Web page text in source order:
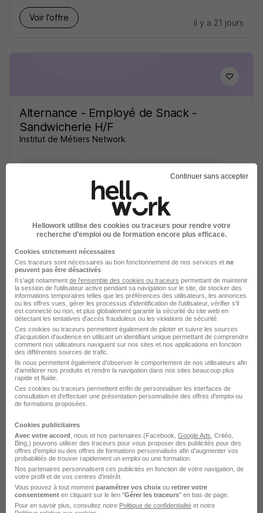
Voir l’offre
il y a 21 jours
Alternance - Employé de Snack -
Sandwicherie H/F
Institut de Métiers Network
il y a 24 jours
Employé de Sandwicherie -
Alternance H/F
Institut de Métiers Network
Toulouse - 31
Alternance
709,99 - 1 823,03 € / mois
12 mois
Continuer sans accepter
Hellowork utilise des cookies ou traceurs pour rendre votre
recherche d’emploi ou de formation encore plus efficace.
Cookies strictement nécessaires
Ces traceurs sont nécessaires au bon fonctionnement de nos services et ne
peuvent pas être désactivés
Il s'agit notamment de l'ensemble des cookies ou traceurs permettant de maintenir
la session de l'utilisateur active pendant sa navigation sur le site, de stocker des
informations temporaires telles que les préférences des utilisateurs, les annonces
ou les offres vues, gérer les processus d'identification de l'utilisateur, vérifier s'il
est connecté ou non, et plus globalement garantir la sécurité du site web en
détectant les tentatives d'accès frauduleux ou les violations de sécurité.
Ces cookies ou traceurs permettent également de piloter et suivre les sources
d'acquisition d'audience en utilisant un identifiant unique permettant de comprendre
comment nos utilisateurs naviguent sur nos sites et nos applications en fonction
des différentes sources de trafic.
Ils nous permettent également d’observer le comportement de nos utilisateurs afin
d'améliorer nos produits et rendre la navigation dans nos sites beaucoup plus
rapide et fluide.
Ces cookies ou traceurs permettent enfin de personnaliser les interfaces de
consultation et d'effectuer une présentation personnalisée des offres d'emploi ou
de formations proposées.
Cookies publicitaires
Avec votre accord , nous et nos partenaires (Facebook, Google Ads , Critéo,
Bing,) pouvons utiliser des traceurs pour vous proposer des publicités pour des
offres d’emploi ou des offres de formations personnalisés afin d’augmenter vos
probabilités de trouver rapidement un emploi ou une formation.
Nos partenaires personnalisent ces publicités en fonction de votre navigation, de
votre profil et de vos centres d’intérêt.
Vous pouvez à tout moment paramétrer vos choix ou retirer votre
consentement en cliquant sur le lien "Gérer les traceurs" en bas de page.
Pour en savoir plus, consultez notre Politique de confidentialité et notre